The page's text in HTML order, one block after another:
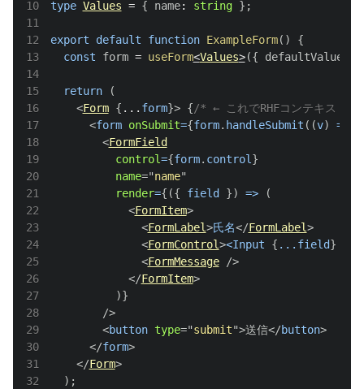
10
type Values = { name: string } ;
11
12
export default function ExampleForm( )
{
13
const form = useForm<Values>({ defaultValues
14
15
return
(
16
<Form { ... form}> {/* ← これでRHFコンテキスト
17
<form onSubmit={form. handleSubmit ( (v) =>
18
<FormField
19
control={form. control}
20
name="name"
21
render={ ({ field }) =>
(
22
<FormItem>
23
<FormLabel>氏名</FormLabel>
24
<FormControl><Input { ... field}
25
<FormMessage />
26
</FormItem>
27
)}
28
/>
29
<button type="submit">送信</button>
30
</form>
31
</Form>
32
) ;